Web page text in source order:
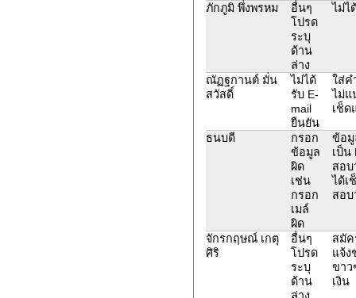
ภักภูมิ พึ่งพรหม
อื่นๆ
โปรด
ระบุ
ด้าน
ล่าง
ไม่ไ
ณัฏฐกานต์ มั่น
สวัสดิ์
ไม่ได้
รับ E-
mail
ยืนยัน
ใส่ค
ไม่แ
เช็ด
ธนบดี
กรอก
ข้อมูล
ผิด
เช่น
กรอก
เมล์
ผิด
ข้อมู
เป็น
สอบ
ได้เ
สอบ
จักรกฤษณ์ เกตุ
ศิริ
อื่นๆ
โปรด
ระบุ
ด้าน
ล่าง
สมัค
แจ้ง
ขาว
เงิน